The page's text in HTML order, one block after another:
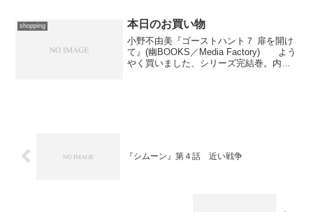
shopping 本日のお買い物
小野不由美『ゴーストハント７ 扉を開け
て』(幽BOOKS／Media Factory) よう
やく買いました、シリーズ完結巻。内容
『シムーン』第４話 近い戦争